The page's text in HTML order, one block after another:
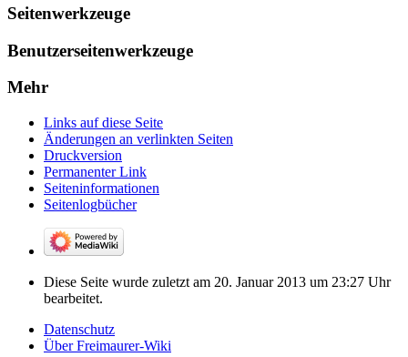
Seitenwerkzeuge
Benutzerseitenwerkzeuge
Mehr
Links auf diese Seite
Änderungen an verlinkten Seiten
Druckversion
Permanenter Link
Seiten­­informationen
Seitenlogbücher
Diese Seite wurde zuletzt am 20. Januar 2013 um 23:27 Uhr
bearbeitet.
Datenschutz
Über Freimaurer-Wiki